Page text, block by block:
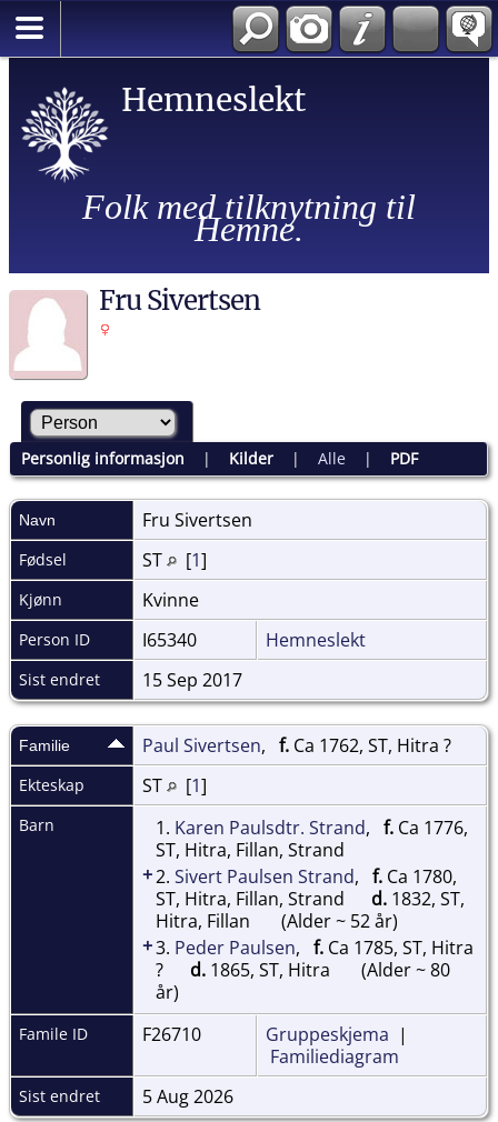
Hemneslekt
Folk med tilknytning til
Hemne.
Fru Sivertsen
Personlig informasjon | Kilder| Alle| PDF
Navn Fru Sivertsen
Fødsel ST [1]
Kjønn Kvinne
Person ID I65340 Hemneslekt
Sist endret 15 Sep 2017
Familie Paul Sivertsen, f. Ca 1762, ST, Hitra ?
Ekteskap ST [1]
Barn 1. Karen Paulsdtr. Strand, f. Ca 1776,
ST, Hitra, Fillan, Strand
+2. Sivert Paulsen Strand, f. Ca 1780,
ST, Hitra, Fillan, Strand
d. 1832, ST,
Hitra, Fillan
(Alder ~ 52 år)
+3. Peder Paulsen, f. Ca 1785, ST, Hitra
?
d. 1865, ST, Hitra
(Alder ~ 80
år)
Famile ID F26710 Gruppeskjema |
Familiediagram
Sist endret 5 Aug 2026